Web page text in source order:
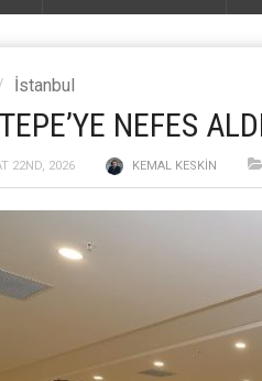
İstanbul
NEFES
22ND, 2026 KEMAL KESKIN